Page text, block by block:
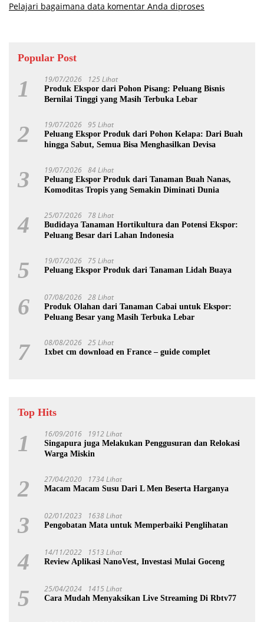
Pelajari bagaimana data komentar Anda diproses
Popular Post
1 19/07/2026 125 Lihat
Produk Ekspor dari Pohon Pisang: Peluang Bisnis
Bernilai Tinggi yang Masih Terbuka Lebar
2 19/07/2026 95 Lihat
Peluang Ekspor Produk dari Pohon Kelapa: Dari Buah
hingga Sabut, Semua Bisa Menghasilkan Devisa
3 19/07/2026 84 Lihat
Peluang Ekspor Produk dari Tanaman Buah Nanas,
Komoditas Tropis yang Semakin Diminati Dunia
4 25/07/2026 78 Lihat
Budidaya Tanaman Hortikultura dan Potensi Ekspor:
Peluang Besar dari Lahan Indonesia
5 19/07/2026 75 Lihat
Peluang Ekspor Produk dari Tanaman Lidah Buaya
6 07/08/2026 28 Lihat
Produk Olahan dari Tanaman Cabai untuk Ekspor:
Peluang Besar yang Masih Terbuka Lebar
7 08/08/2026 25 Lihat
1xbet cm download en France – guide complet
Top Hits
1 16/09/2016 1912 Lihat
Singapura juga Melakukan Penggusuran dan Relokasi
Warga Miskin
2 27/04/2020 1734 Lihat
Macam Macam Susu Dari L Men Beserta Harganya
3 02/01/2023 1638 Lihat
Pengobatan Mata untuk Memperbaiki Penglihatan
4 14/11/2022 1513 Lihat
Review Aplikasi NanoVest, Investasi Mulai Goceng
5 25/04/2024 1415 Lihat
Cara Mudah Menyaksikan Live Streaming Di Rbtv77